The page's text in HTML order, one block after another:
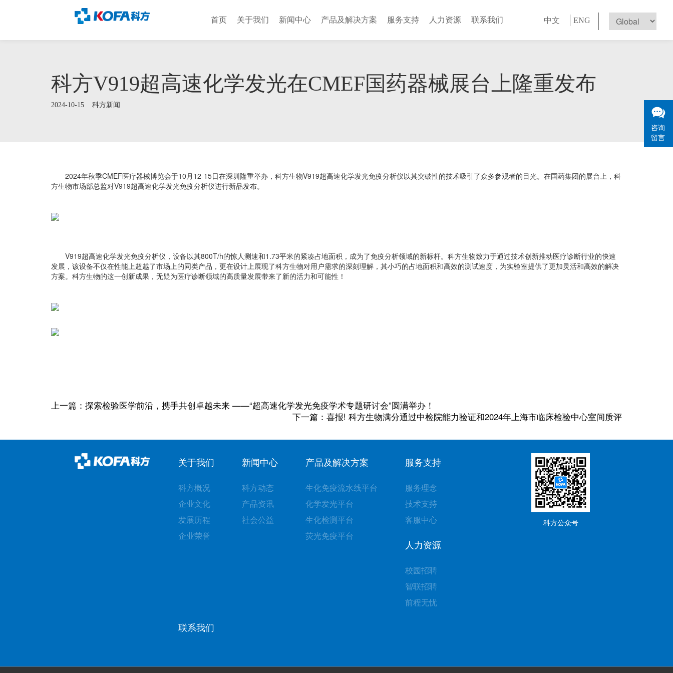
首页 关于我们 新闻中心 产品及解决方案 服务支持 人力资源 联系我们 中文 ENG
科方V919超高速化学发光在CMEF国药器械展台上隆重发布
2024-10-15 科方新闻
2024年秋季CMEF医疗器械博览会于10月12-15日在深圳隆重举办，科方生物V919超高速化学发光免疫分析仪以其突破性的技术吸引了众多参观者的目光。在国药集团的展台上，科
方生物市场部总监对V919超高速化学发光免疫分析仪进行新品发布。
V919超高速化学发光免疫分析仪，设备以其800T/h的惊人测速和1.73平米的紧凑占地面积，成为了免疫分析领域的新标杆。科方生物致力于通过技术创新推动医疗诊断行业的快速
发展，该设备不仅在性能上超越了市场上的同类产品，更在设计上展现了科方生物对用户需求的深刻理解，其小巧的占地面积和高效的测试速度，为实验室提供了更加灵活和高效的解决
方案。科方生物的这一创新成果，无疑为医疗诊断领域的高质量发展带来了新的活力和可能性！
上一篇：探索检验医学前沿，携手共创卓越未来 ——“超高速化学发光免疫学术专题研讨会”圆满举办！
下一篇：喜报! 科方生物满分通过中检院能力验证和2024年上海市临床检验中心室间质评
关于我们
科方概况
企业文化
发展历程
企业荣誉
新闻中心
科方动态
产品资讯
社会公益
产品及解决方案
生化免疫流水线平台
化学发光平台
生化检测平台
荧光免疫平台
服务支持
服务理念
技术支持
客服中心
人力资源
校园招聘
智联招聘
前程无忧
联系我们
科方公众号
咨询
留言